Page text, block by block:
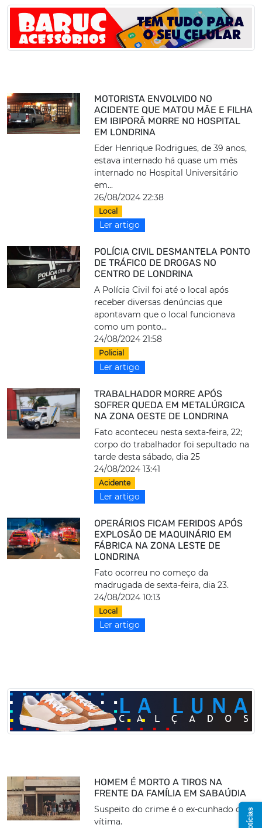
MOTORISTA ENVOLVIDO NO
ACIDENTE QUE MATOU MÃE E FILHA
EM IBIPORÃ MORRE NO HOSPITAL
EM LONDRINA
Eder Henrique Rodrigues, de 39 anos,
estava internado há quase um mês
internado no Hospital Universitário
em...
26/08/2024 22:38
Local
Ler artigo
POLÍCIA CIVIL DESMANTELA PONTO
DE TRÁFICO DE DROGAS NO
CENTRO DE LONDRINA
A Polícia Civil foi até o local após
receber diversas denúncias que
apontavam que o local funcionava
como um ponto...
24/08/2024 21:58
Policial
Ler artigo
TRABALHADOR MORRE APÓS
SOFRER QUEDA EM METALÚRGICA
NA ZONA OESTE DE LONDRINA
Fato aconteceu nesta sexta-feira, 22;
corpo do trabalhador foi sepultado na
tarde desta sábado, dia 25
24/08/2024 13:41
Acidente
Ler artigo
OPERÁRIOS FICAM FERIDOS APÓS
EXPLOSÃO DE MAQUINÁRIO EM
FÁBRICA NA ZONA LESTE DE
LONDRINA
Fato ocorreu no começo da
madrugada de sexta-feira, dia 23.
24/08/2024 10:13
Local
Ler artigo
HOMEM É MORTO A TIROS NA
FRENTE DA FAMÍLIA EM SABAÚDIA
Suspeito do crime é o ex-cunhado da
vítima.